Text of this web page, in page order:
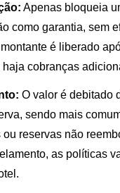
Apenas bloqueia
como garantia, sem
é liberado
haja cobranças
O valor é debitado
sendo mais
ou reservas não
as políticas